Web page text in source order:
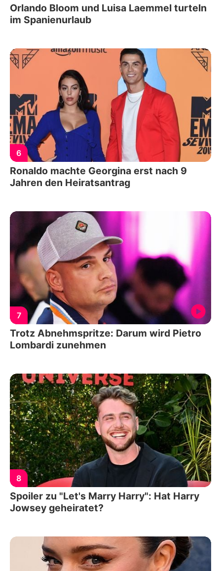
Orlando Bloom und Luisa Laemmel turteln
im Spanienurlaub
6
Ronaldo machte Georgina erst nach 9
Jahren den Heiratsantrag
7
Trotz Abnehmspritze: Darum wird Pietro
Lombardi zunehmen
8
Spoiler zu "Let's Marry Harry": Hat Harry
Jowsey geheiratet?